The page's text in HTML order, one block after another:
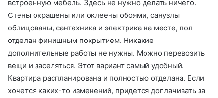
встроенную мебель. Здесь не нужно делать ничего.
Стены окрашены или оклеены обоями, санузлы
облицованы, сантехника и электрика на месте, пол
отделан финишным покрытием. Никакие
дополнительные работы не нужны. Можно перевозить
вещи и заселяться. Этот вариант самый удобный.
Квартира распланирована и полностью отделана. Если
хочется каких-то изменений, придется доплачивать за